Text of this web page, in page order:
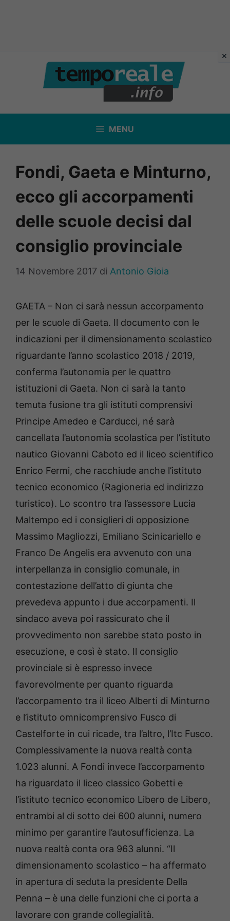
contenuto
MENU
Fondi, Gaeta e Minturno,
ecco gli accorpamenti
delle scuole decisi dal
consiglio provinciale
14 Novembre 2017 di Antonio Gioia
GAETA – Non ci sarà nessun accorpamento
per le scuole di Gaeta. Il documento con le
indicazioni per il dimensionamento scolastico
riguardante l’anno scolastico 2018 / 2019,
conferma l’autonomia per le quattro
istituzioni di Gaeta. Non ci sarà la tanto
temuta fusione tra gli istituti comprensivi
Principe Amedeo e Carducci, né sarà
cancellata l’autonomia scolastica per l’istituto
nautico Giovanni Caboto ed il liceo scientifico
Enrico Fermi, che racchiude anche l’istituto
tecnico economico (Ragioneria ed indirizzo
turistico). Lo scontro tra l’assessore Lucia
Maltempo ed i consiglieri di opposizione
Massimo Magliozzi, Emiliano Scinicariello e
Franco De Angelis era avvenuto con una
interpellanza in consiglio comunale, in
contestazione dell’atto di giunta che
prevedeva appunto i due accorpamenti. Il
sindaco aveva poi rassicurato che il
provvedimento non sarebbe stato posto in
esecuzione, e così è stato. Il consiglio
provinciale si è espresso invece
favorevolmente per quanto riguarda
l’accorpamento tra il liceo Alberti di Minturno
e l’istituto omnicomprensivo Fusco di
Castelforte in cui ricade, tra l’altro, l’Itc Fusco.
Complessivamente la nuova realtà conta
1.023 alunni. A Fondi invece l’accorpamento
ha riguardato il liceo classico Gobetti e
l’istituto tecnico economico Libero de Libero,
entrambi al di sotto dei 600 alunni, numero
minimo per garantire l’autosufficienza. La
nuova realtà conta ora 963 alunni. “Il
dimensionamento scolastico – ha affermato
in apertura di seduta la presidente Della
Penna – è una delle funzioni che ci porta a
lavorare con grande collegialità.